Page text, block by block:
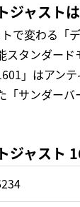
ジャスト
で変わる「
スタンダー
」はアン
「サンダー
ジャスト